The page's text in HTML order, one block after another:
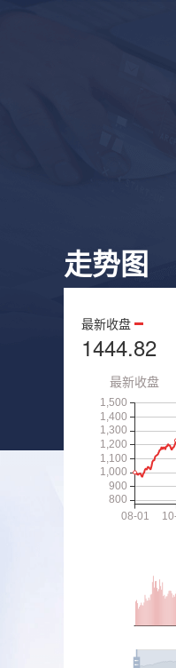
走势图
最新收盘
1444.82